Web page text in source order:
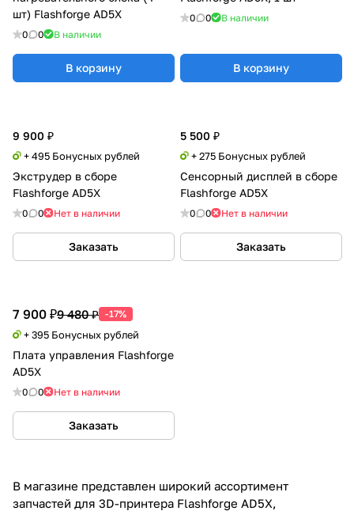
шт) Flashforge AD5X
0 0 В наличии
В корзину
0 0 В наличии
В корзину
9 900 ₽
+ 495 Бонусных рублей
Экструдер в сборе
Flashforge AD5X
0 0 Нет в наличии
Заказать
5 500 ₽
+ 275 Бонусных рублей
Сенсорный дисплей в сборе
Flashforge AD5X
0 0 Нет в наличии
Заказать
7 900 ₽9 480 ₽ -17%
+ 395 Бонусных рублей
Плата управления Flashforge
AD5X
0 0 Нет в наличии
Заказать
В магазине представлен широкий ассортимент
запчастей для 3D-принтера Flashforge AD5X,